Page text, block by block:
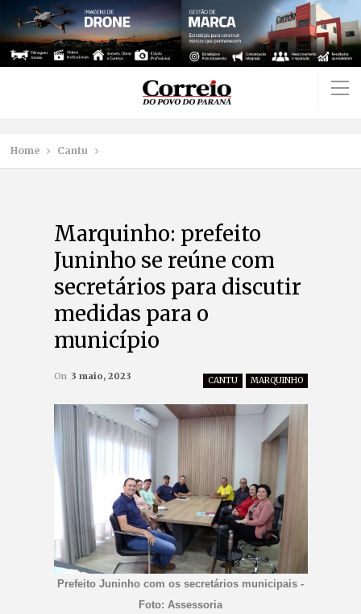
Home Cantu
Marquinho: prefeito
Juninho se reúne com
secretários para discutir
medidas para o
município
CANTU MARQUINHO
On 3 maio, 2023
Prefeito Juninho com os secretários municipais -
Foto: Assessoria